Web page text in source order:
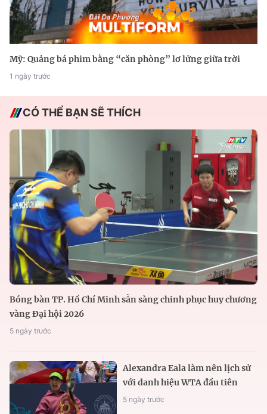
Mỹ: Quảng bá phim bằng “căn phòng” lơ lửng giữa trời
1 ngày trước
CÓ THỂ BẠN SẼ THÍCH
Bóng bàn TP. Hồ Chí Minh sẵn sàng chinh phục huy chương
vàng Đại hội 2026
5 ngày trước
Alexandra Eala làm nên lịch sử
với danh hiệu WTA đầu tiên
5 ngày trước